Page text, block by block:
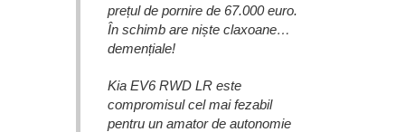
prețul de pornire de 67.000 euro.
În schimb are niște claxoane…
demențiale!
Kia EV6 RWD LR este
compromisul cel mai fezabil
pentru un amator de autonomie